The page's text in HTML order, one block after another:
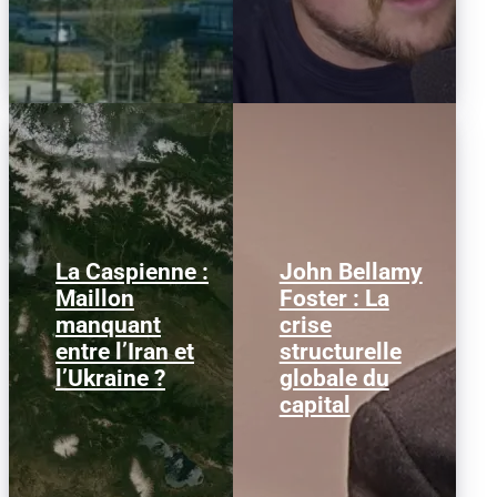
La Caspienne :
Maillon
manquant
entre l’Iran et
l’Ukraine ?
Samedi 25 juillet 2026,
des drones ukrainiens
ont frappé plusieurs
cibles en mer Caspienne,
parmi...
John Bellamy
Foster : La
crise
structurelle
globale du
capital
Ce qui suit est une
traduction d’un article
écrit par John Bellamy
Foster pour le
site Monthly...